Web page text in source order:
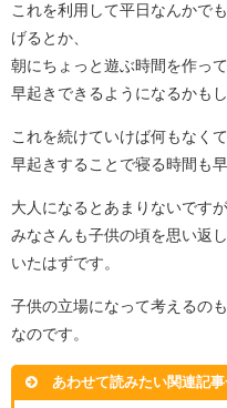
これを利用して平日なんかで
げるとか、
朝にちょっと遊ぶ時間を作っ
早起きできるようになるかもし
これを続けていけば何もなく
早起きすることで寝る時間も早
大人になるとあまりないですが
みなさんも子供の頃を思い返
いたはずです。
子供の立場になって考えるの
なのです。
あわせて読みたい関連記